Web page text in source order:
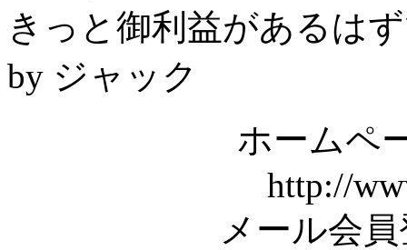
きっと御利益があるは
by ジャック
ホームペ
http://
メール会